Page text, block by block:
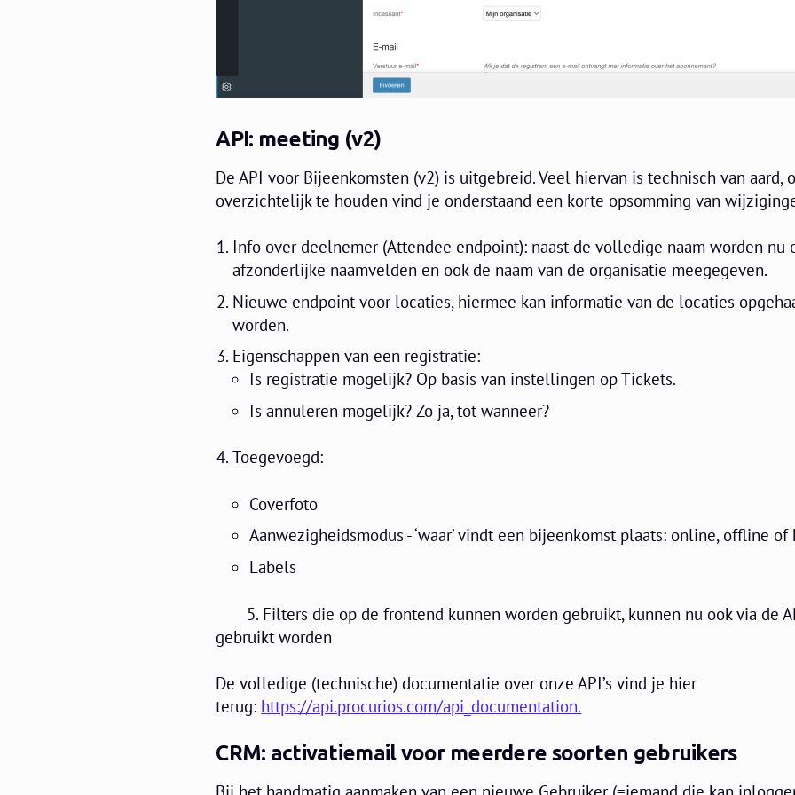
API: meeting (v2)
De API voor Bijeenkomsten (v2) is uitgebreid. Veel hiervan is technisch van aard,
overzichtelijk te houden vind je onderstaand een korte opsomming van
Info over deelnemer (Attendee endpoint): naast de volledige naam worden nu
afzonderlijke naamvelden en ook de naam van de organisatie meegegeven.
Nieuwe endpoint voor locaties, hiermee kan informatie van de locaties
worden.
Eigenschappen van een registratie:
Is registratie mogelijk? Op basis van instellingen op Tickets.
Is annuleren mogelijk? Zo ja, tot wanneer?
Toegevoegd:
Coverfoto
Aanwezigheidsmodus - ‘waar’ vindt een bijeenkomst plaats: online, offline of
Labels
5. Filters die op de frontend kunnen worden gebruikt, kunnen nu ook via de
gebruikt worden
De volledige (technische) documentatie over onze API’s vind je hier
terug: https://api.procurios.com/api_documentation.
CRM: activatiemail voor meerdere soorten gebruikers